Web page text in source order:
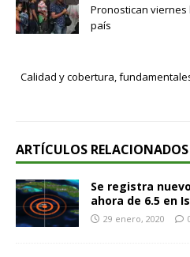
Pronostican
país
Calidad y cobertura,
ARTÍCULOS RELACIONADOS
Se registra
ahora de 6.5 en
29 enero, 2020